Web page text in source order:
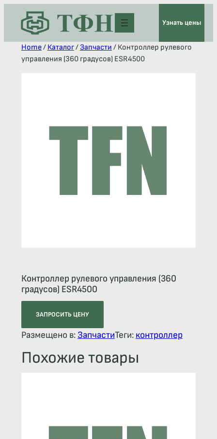
Узнать цены
Home/ Каталог/ Запчасти / Контроллер рулевого
управления (360 градусов) ESR4500
Контроллер рулевого управления (360
градусов) ESR4500
ЗАПРОСИТЬ ЦЕНУ
Размещено в: ЗапчастиТеги: контроллер
Похожие товары